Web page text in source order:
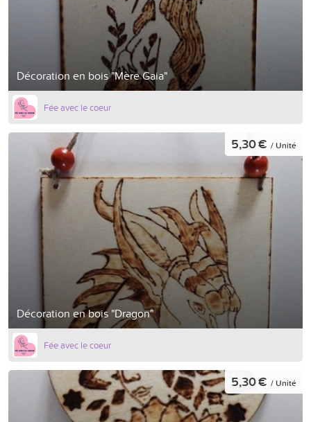
Décoration en bois "Mère Gaia"
Fée avec le coeur
Décoration en bois "Dragon"
5,30 € / Unité
Fée avec le coeur
5,30 € / Unité